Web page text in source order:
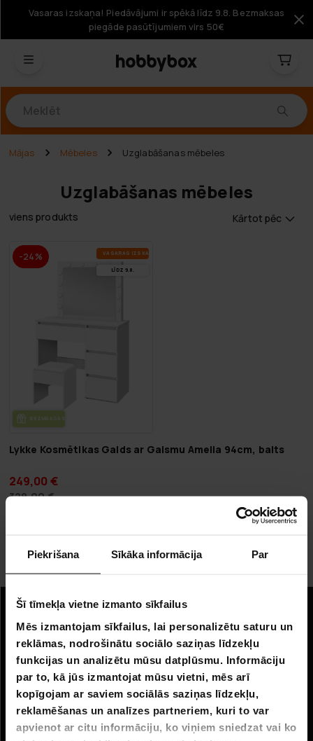
Piekrišana Sīkāka informācija Par
Šī tīmekļa vietne izmanto sīkfailus
Mēs izmantojam sīkfailus, lai personalizētu saturu un
reklāmas, nodrošinātu sociālo saziņas līdzekļu
funkcijas un analizētu mūsu datplūsmu. Informāciju
par to, kā jūs izmantojat mūsu vietni, mēs arī
kopīgojam ar saviem sociālās saziņas līdzekļu,
reklamēšanas un analīzes partneriem, kuri to var
apvienot ar citu informāciju, ko viņiem sniedzat vai ko
Vasaras izskaņa! Piedāvājumi ir spēkā līdz 9.8. Bezmaksas
piegāde pasūtījumiem virs 50€
Mājas Mēbeles Uzglabāšanas mēbeles
Uzglabāšanas mēbeles
viens produkts Kārtot pēc
-24% VA­SA­RAS IZ­SKA­ŅA
LĪDZ 9.8.
BEZ­MAK­SAS PIE­GĀ­DE
Lykke Kosmētikas Galds ar Gaismu Amelia 94cm, balts
249,00 €
329,00 €
Uzglabāšanas mēbeles
Informācija
Uzņēmuma informācija
Par mums
Klientu apkalpošana